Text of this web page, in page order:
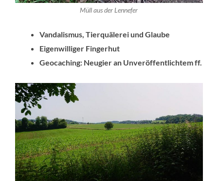
Müll aus der Lennefer
Vandalismus, Tierquälerei und Glaube
Eigenwilliger Fingerhut
Geocaching: Neugier an Unveröffentlichtem ff.